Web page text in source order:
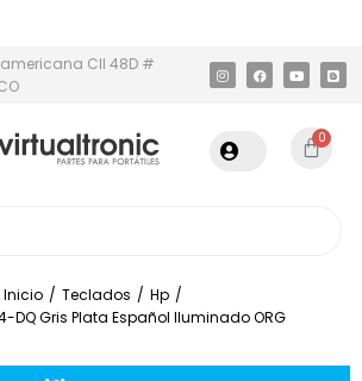
Cll 48D #
0
Inicio / Teclados / Hp /
DQ Gris Plata Español Iluminado ORG